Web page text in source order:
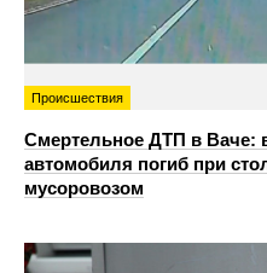
Происшествия
Смертельное ДТП в Ваче:
автомобиля погиб при
мусоровозом